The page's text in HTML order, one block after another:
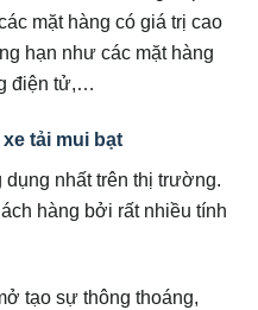
mặt hàng có giá trị cao
hạn như các mặt hàng
điện tử,…
tải mui bạt
nhất trên thị trường.
hàng bởi rất nhiều tính
tạo sự thông thoáng,